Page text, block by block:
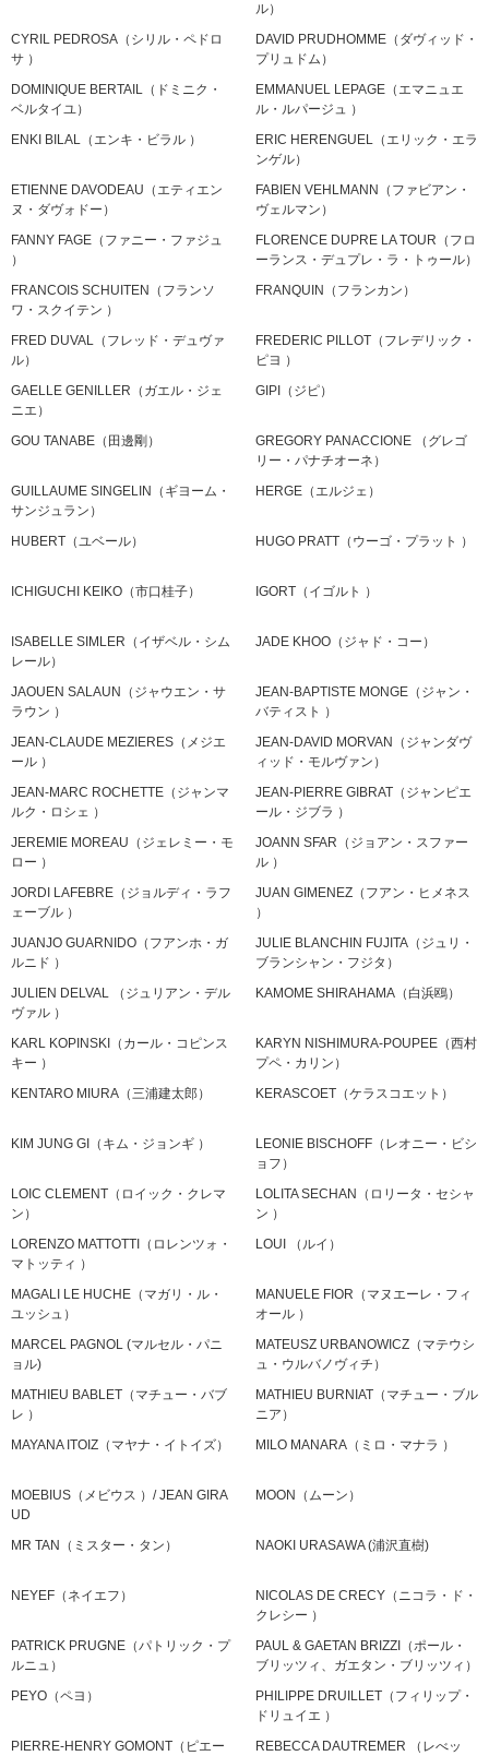
ル）
CYRIL PEDROSA（シリル・ペドロ
サ ）
DAVID PRUDHOMME（ダヴィッド・
プリュドム）
DOMINIQUE BERTAIL（ドミニク・
ベルタイユ）
EMMANUEL LEPAGE（エマニュエ
ル・ルパージュ ）
ENKI BILAL（エンキ・ビラル ）
ERIC HERENGUEL（エリック・エラ
ンゲル）
ETIENNE DAVODEAU（エティエン
ヌ・ダヴォドー）
FABIEN VEHLMANN（ファビアン・
ヴェルマン）
FANNY FAGE（ファニー・ファジュ
）
FLORENCE DUPRE LA TOUR（フロ
ーランス・デュプレ・ラ・トゥール）
FRANCOIS SCHUITEN（フランソ
ワ・スクイテン ）
FRANQUIN（フランカン）
FRED DUVAL（フレッド・デュヴァ
ル）
FREDERIC PILLOT（フレデリック・
ピヨ ）
GAELLE GENILLER（ガエル・ジェ
ニエ）
GIPI（ジピ）
GOU TANABE（田邊剛）
GREGORY PANACCIONE （グレゴ
リー・パナチオーネ）
GUILLAUME SINGELIN（ギヨーム・
サンジュラン）
HERGE（エルジェ）
HUBERT（ユベール） HUGO PRATT（ウーゴ・プラット ）
ICHIGUCHI KEIKO（市口桂子） IGORT（イゴルト ）
ISABELLE SIMLER（イザベル・シム
レール）
JADE KHOO（ジャド・コー）
JAOUEN SALAUN（ジャウエン・サ
ラウン ）
JEAN-BAPTISTE MONGE（ジャン・
バティスト ）
JEAN-CLAUDE MEZIERES（メジエ
ール ）
JEAN-DAVID MORVAN（ジャンダヴ
ィッド・モルヴァン）
JEAN-MARC ROCHETTE（ジャンマ
ルク・ロシェ ）
JEAN-PIERRE GIBRAT（ジャンピエ
ール・ジブラ ）
JEREMIE MOREAU（ジェレミー・モ
ロー ）
JOANN SFAR（ジョアン・スファー
ル ）
JORDI LAFEBRE（ジョルディ・ラフ
ェーブル ）
JUAN GIMENEZ（フアン・ヒメネス
）
JUANJO GUARNIDO（フアンホ・ガ
ルニド ）
JULIE BLANCHIN FUJITA（ジュリ・
ブランシャン・フジタ）
JULIEN DELVAL （ジュリアン・デル
ヴァル ）
KAMOME SHIRAHAMA（白浜鴎）
KARL KOPINSKI（カール・コピンス
キー ）
KARYN NISHIMURA-POUPEE（西村
プペ・カリン）
KENTARO MIURA（三浦建太郎）
KERASCOET（ケラスコエット）
KIM JUNG GI（キム・ジョンギ ）
LEONIE BISCHOFF（レオニー・ビシ
ョフ）
LOIC CLEMENT（ロイック・クレマ
ン）
LOLITA SECHAN（ロリータ・セシャ
ン ）
LORENZO MATTOTTI（ロレンツォ・
マトッティ ）
LOUI （ルイ）
MAGALI LE HUCHE（マガリ・ル・
ユッシュ）
MANUELE FIOR（マヌエーレ・フィ
オール ）
MARCEL PAGNOL (マルセル・パニ
ョル)
MATEUSZ URBANOWICZ（マテウシ
ュ・ウルバノヴィチ）
MATHIEU BABLET（マチュー・バブ
レ ）
MATHIEU BURNIAT（マチュー・ブル
ニア）
MAYANA ITOIZ（マヤナ・イトイズ）
MILO MANARA（ミロ・マナラ ）
MOEBIUS（メビウス ）/ JEAN GIRA
UD
MOON（ムーン）
MR TAN（ミスター・タン） NAOKI URASAWA (浦沢直樹)
NEYEF（ネイエフ）
NICOLAS DE CRECY（ニコラ・ド・
クレシー ）
PATRICK PRUGNE（パトリック・プ
ルニュ）
PAUL & GAETAN BRIZZI（ポール・
ブリッツィ、ガエタン・ブリッツィ）
PEYO（ペヨ）
PHILIPPE DRUILLET（フィリップ・
ドリュイエ ）
PIERRE-HENRY GOMONT（ピエー
REBECCA DAUTREMER （レべッ